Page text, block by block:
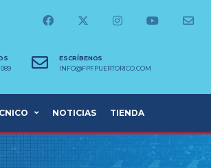
ESCRÍBENOS
INFO@FPFPUERTORICO.COM
NOTICIAS TIENDA